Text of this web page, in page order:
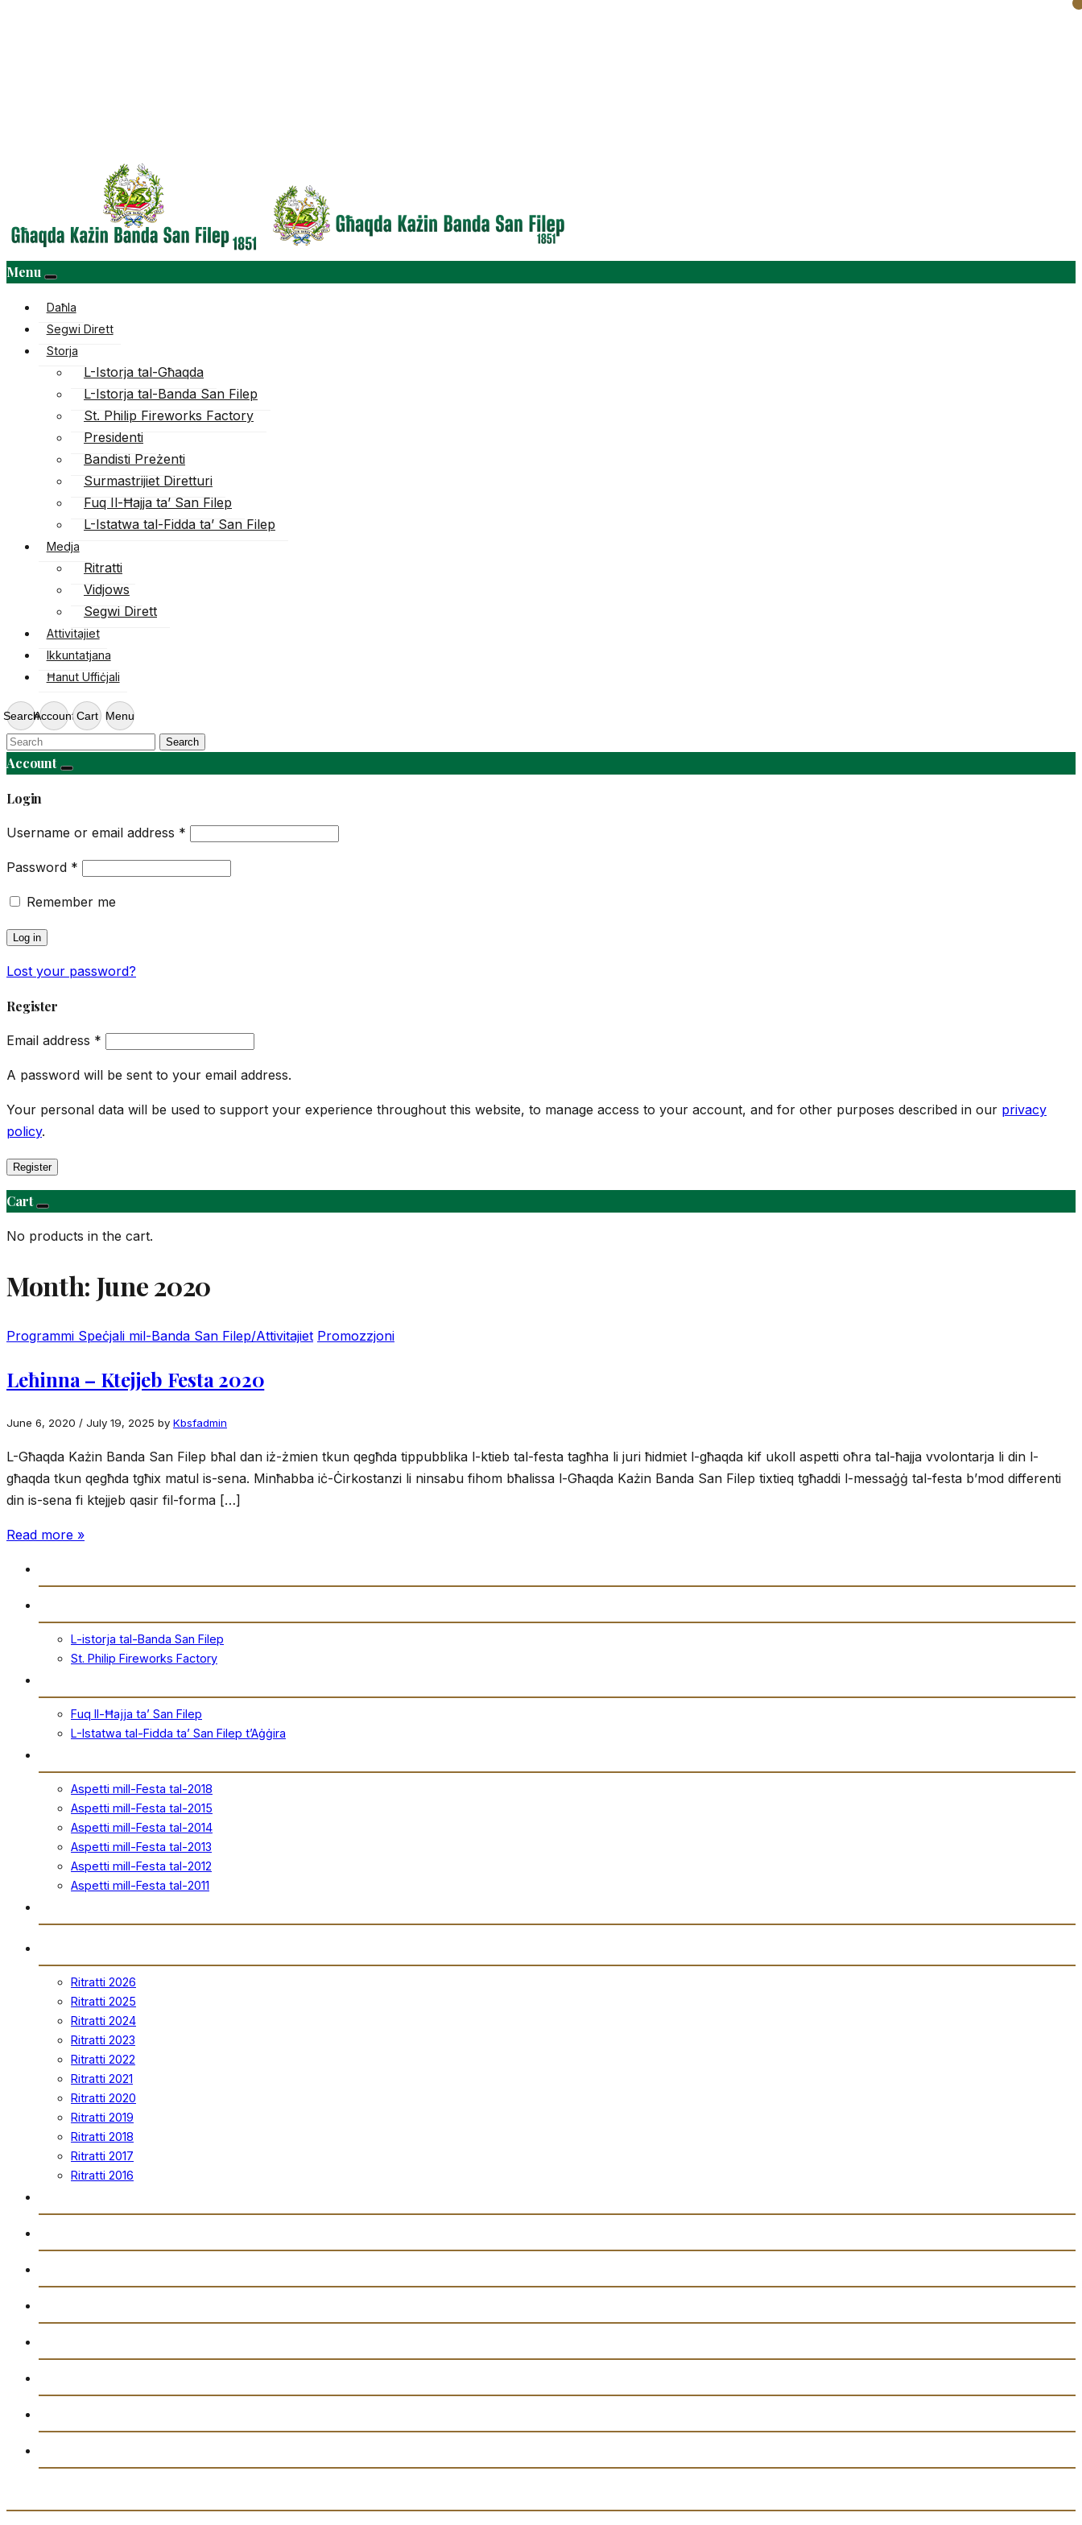
Menu
Daħla
Segwi Dirett
Storja
L-Istorja tal-Għaqda
L-Istorja tal-Banda San Filep
St. Philip Fireworks Factory
Presidenti
Bandisti Preżenti
Surmastrijiet Diretturi
Fuq Il-Ħajja ta’ San Filep
L-Istatwa tal-Fidda ta’ San Filep
Medja
Ritratti
Vidjows
Segwi Dirett
Attivitajiet
Ikkuntatjana
Ħanut Uffiċjali
SearchAccount Cart Menu
Search
Account
Login
Username or email address *
Password *
Remember me
Log in
Lost your password?
Register
Email address *
A password will be sent to your email address.
Your personal data will be used to support your experience throughout this website, to manage access to your account, and for other purposes described in our privacy
policy.
Register
Cart
No products in the cart.
Month: June 2020
Programmi Speċjali mil-Banda San Filep/Attivitajiet Promozzjoni
Leħinna – Ktejjeb Festa 2020
June 6, 2020 / July 19, 2025 by Kbsfadmin
L-Għaqda Każin Banda San Filep bħal dan iż-żmien tkun qegħda tippubblika l-ktieb tal-festa tagħha li juri ħidmiet l-għaqda kif ukoll aspetti oħra tal-ħajja vvolontarja li din l-
għaqda tkun qegħda tgħix matul is-sena. Minħabba iċ-Ċirkostanzi li ninsabu fihom bħalissa l-Għaqda Każin Banda San Filep tixtieq tgħaddi l-messaġġ tal-festa b’mod differenti
din is-sena fi ktejjeb qasir fil-forma […]
Read more »
L-istorja tal-Banda San Filep
St. Philip Fireworks Factory
Fuq Il-Ħajja ta’ San Filep
L-Istatwa tal-Fidda ta’ San Filep t’Aġġira
Aspetti mill-Festa tal-2018
Aspetti mill-Festa tal-2015
Aspetti mill-Festa tal-2014
Aspetti mill-Festa tal-2013
Aspetti mill-Festa tal-2012
Aspetti mill-Festa tal-2011
Ritratti 2026
Ritratti 2025
Ritratti 2024
Ritratti 2023
Ritratti 2022
Ritratti 2021
Ritratti 2020
Ritratti 2019
Ritratti 2018
Ritratti 2017
Ritratti 2016